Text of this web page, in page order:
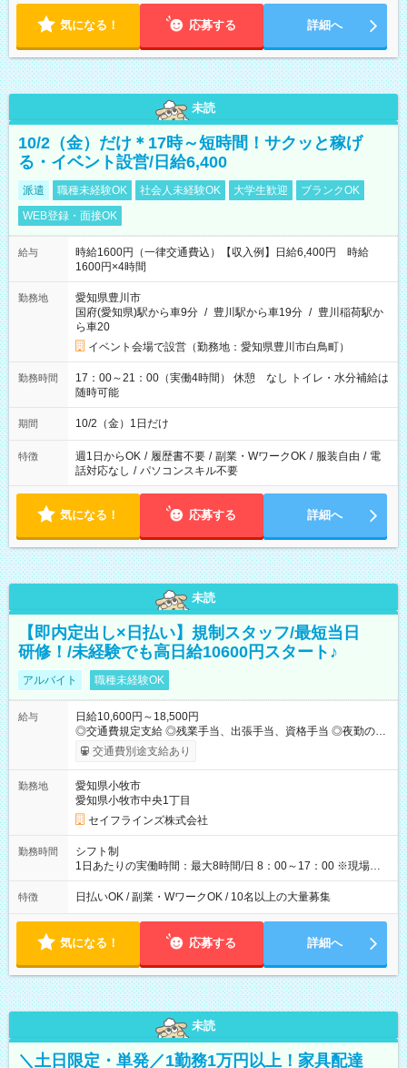
気になる！ 応募する 詳細へ
未読
10/2（金）だけ＊17時～短時間！サクッと稼げ
る・イベント設営/日給6,400
派遣 職種未経験OK 社会人未経験OK 大学生歓迎
ブランクOK
WEB登録・面接OK
給与
時給1600円（一律交通費込）【収入例】日給6,400円 時給
1600円×4時間
勤務地
愛知県豊川市
国府(愛知県)駅から車9分 / 豊川駅から車19分 / 豊川稲荷駅か
ら車20
イベント会場で設営（勤務地：愛知県豊川市白鳥町）
勤務時間
17：00～21：00（実働4時間） 休憩 なし トイレ・水分補給は
随時可能
期間 10/2（金）1日だけ
特徴 週1日からOK / 履歴書不要 / 副業・WワークOK / 服装自由 / 電
話対応なし / パソコンスキル不要
気になる！ 応募する 詳細へ
未読
【即内定出し×日払い】規制スタッフ/最短当日
研修！/未経験でも高日給10600円スタート♪
アルバイト 職種未経験OK
給与
日給10,600円～18,500円
◎交通費規定支給 ◎残業手当、出張手当、資格手当 ◎夜勤の場
合：22時～翌5時は割増給与 ◎日払い・週払い可(希望者／条件
有) ＜月収例＞ 入社3か月：月収28万 入社1年：月収39万 ◎自分
ダブルワークも可能です☺ ◎髪色、ピアス、タトゥーOK おしゃ
れも自由に楽しめます！ 【試用期間】試用期間あり 試用期間の
長さ：3ヶ月 雇用形態、給与は本採用時と同じです。
交通費別途支給あり
勤務地
愛知県小牧市
愛知県小牧市中央1丁目
セイフラインズ株式会社
勤務時間
シフト制
1日あたりの実働時間：最大8時間/日 8：00～17：00 ※現場によ
っては多少時間は前後します ▶残業ほとんどなし！ ▶時間より
早く終わることの方が多いと思います。現場によっては午前中
望の方は夜勤（21:00～6:00）のお仕事も可能。
特徴 日払いOK / 副業・WワークOK / 10名以上の大量募集
気になる！ 応募する 詳細へ
未読
＼土日限定・単発／1勤務1万円以上！家具配達